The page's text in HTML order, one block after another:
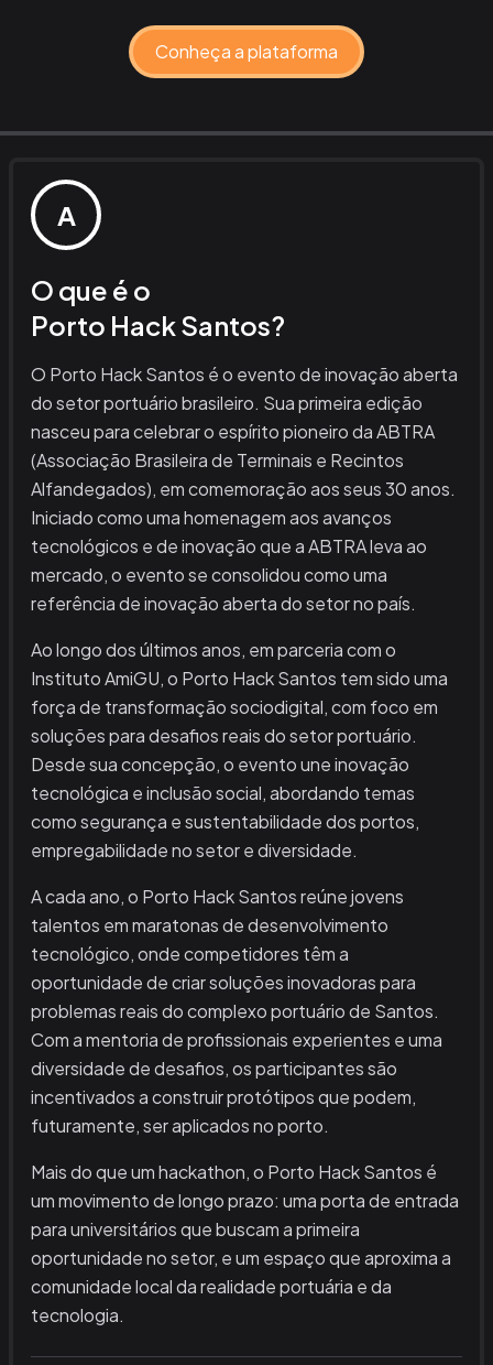
Conheça a plataforma
A
O que é o
Porto Hack Santos?
O Porto Hack Santos é o evento de inovação aberta
do setor portuário brasileiro. Sua primeira edição
nasceu para celebrar o espírito pioneiro da ABTRA
(Associação Brasileira de Terminais e Recintos
Alfandegados), em comemoração aos seus 30 anos.
Iniciado como uma homenagem aos avanços
tecnológicos e de inovação que a ABTRA leva ao
mercado, o evento se consolidou como uma
referência de inovação aberta do setor no país.
Ao longo dos últimos anos, em parceria com o
Instituto AmiGU, o Porto Hack Santos tem sido uma
força de transformação sociodigital, com foco em
soluções para desafios reais do setor portuário.
Desde sua concepção, o evento une inovação
tecnológica e inclusão social, abordando temas
como segurança e sustentabilidade dos portos,
empregabilidade no setor e diversidade.
A cada ano, o Porto Hack Santos reúne jovens
talentos em maratonas de desenvolvimento
tecnológico, onde competidores têm a
oportunidade de criar soluções inovadoras para
problemas reais do complexo portuário de Santos.
Com a mentoria de profissionais experientes e uma
diversidade de desafios, os participantes são
incentivados a construir protótipos que podem,
futuramente, ser aplicados no porto.
Mais do que um hackathon, o Porto Hack Santos é
um movimento de longo prazo: uma porta de entrada
para universitários que buscam a primeira
oportunidade no setor, e um espaço que aproxima a
comunidade local da realidade portuária e da
tecnologia.